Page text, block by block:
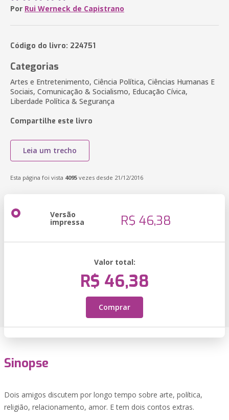
Por Rui Werneck de Capistrano
Código do livro: 224751
Categorias
Artes e Entretenimento, Ciência Política, Ciências Humanas E
Sociais, Comunicação & Socialismo, Educação Cívica,
Liberdade Política & Segurança
Compartilhe este livro
Leia um trecho
Esta página foi vista 4095 vezes desde 21/12/2016
Versão
impressa R$ 46,38
Valor total:
R$ 46,38
Comprar
Sinopse
Dois amigos discutem por longo tempo sobre arte, política,
religião, relacionamento, amor. E tem dois contos extras.